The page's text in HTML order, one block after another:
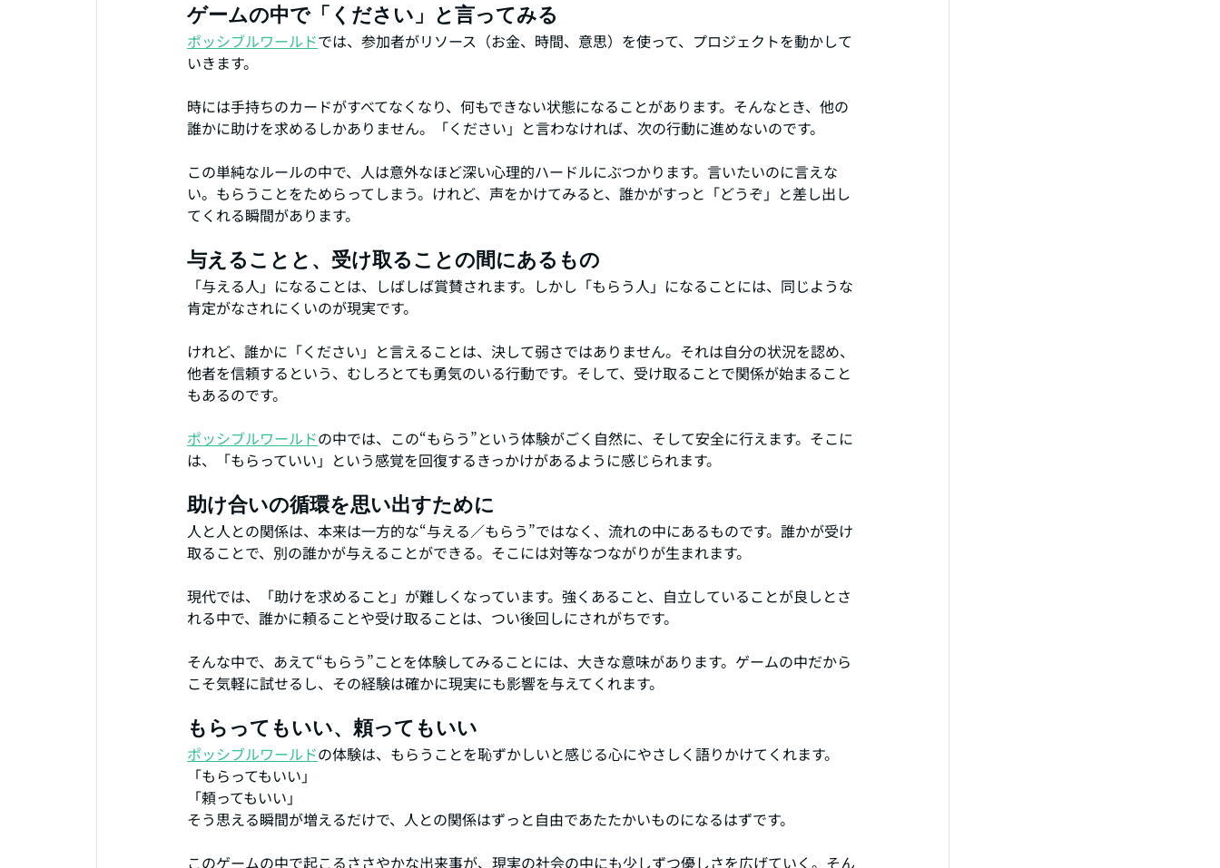
ゲームの中で「ください」と言ってみる
ポッシブルワールドでは、参加者がリソース（お金、時間、意思）を使って、プロジェクトを動かして
いきます。
時には手持ちのカードがすべてなくなり、何もできない状態になることがあります。そんなとき、他の
誰かに助けを求めるしかありません。「ください」と言わなければ、次の行動に進めないのです。
この単純なルールの中で、人は意外なほど深い心理的ハードルにぶつかります。言いたいのに言えな
い。もらうことをためらってしまう。けれど、声をかけてみると、誰かがすっと「どうぞ」と差し出し
てくれる瞬間があります。
与えることと、受け取ることの間にあるもの
「与える人」になることは、しばしば賞賛されます。しかし「もらう人」になることには、同じような
肯定がなされにくいのが現実です。
けれど、誰かに「ください」と言えることは、決して弱さではありません。それは自分の状況を認め、
他者を信頼するという、むしろとても勇気のいる行動です。そして、受け取ることで関係が始まること
もあるのです。
ポッシブルワールドの中では、この“もらう”という体験がごく自然に、そして安全に行えます。そこに
は、「もらっていい」という感覚を回復するきっかけがあるように感じられます。
助け合いの循環を思い出すために
人と人との関係は、本来は一方的な“与える／もらう”ではなく、流れの中にあるものです。誰かが受け
取ることで、別の誰かが与えることができる。そこには対等なつながりが生まれます。
現代では、「助けを求めること」が難しくなっています。強くあること、自立していることが良しとさ
れる中で、誰かに頼ることや受け取ることは、つい後回しにされがちです。
そんな中で、あえて“もらう”ことを体験してみることには、大きな意味があります。ゲームの中だから
こそ気軽に試せるし、その経験は確かに現実にも影響を与えてくれます。
もらってもいい、頼ってもいい
ポッシブルワールドの体験は、もらうことを恥ずかしいと感じる心にやさしく語りかけてくれます。
「もらってもいい」
「頼ってもいい」
そう思える瞬間が増えるだけで、人との関係はずっと自由であたたかいものになるはずです。
このゲームの中で起こるささやかな出来事が、現実の社会の中にも少しずつ優しさを広げていく。そん